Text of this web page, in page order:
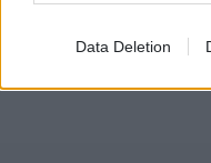
Data Deletion